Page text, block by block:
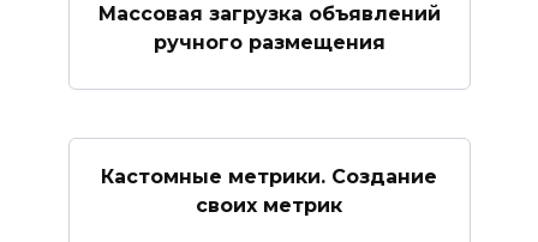
Массовая загрузка объявлений
ручного размещения
Кастомные метрики. Создание
своих метрик